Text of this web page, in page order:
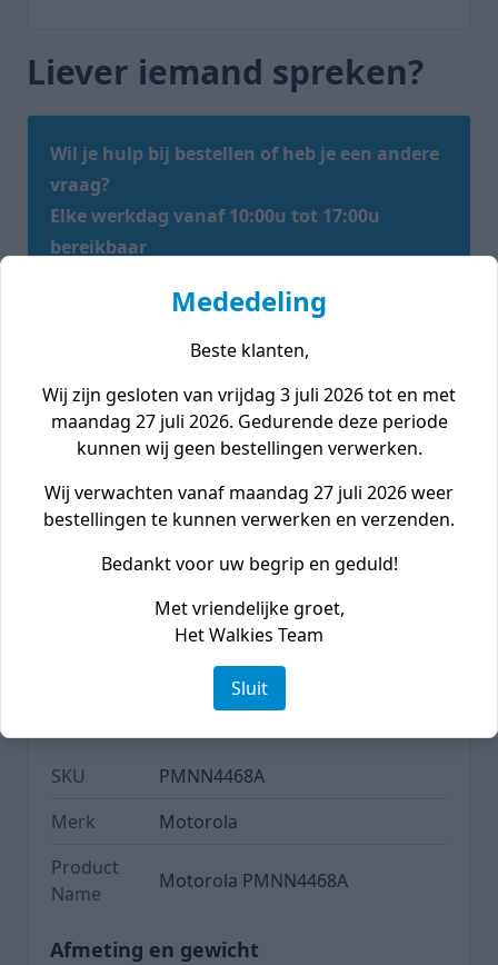
Mededeling
Beste klanten,
Wij zijn gesloten van vrijdag 3 juli 2026 tot en met
maandag 27 juli 2026. Gedurende deze periode
kunnen wij geen bestellingen verwerken.
Wij verwachten vanaf maandag 27 juli 2026 weer
bestellingen te kunnen verwerken en verzenden.
Bedankt voor uw begrip en geduld!
Met vriendelijke groet,
Het Walkies Team
Sluit
Liever iemand spreken?
Wil je hulp bij bestellen of heb je een andere
vraag?
Elke werkdag vanaf 10:00u tot 17:00u
bereikbaar
Bel ons
Direct antwoord
Chat met ons
3 minuten
App ons
3 minuten
Mail ons
Specificaties
SKU
PMNN4468A
Merk
Motorola
Product
Name
Motorola PMNN4468A
Afmeting en gewicht